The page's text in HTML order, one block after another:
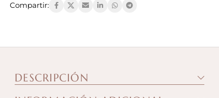
Compartir:
DESCRIPCIÓN